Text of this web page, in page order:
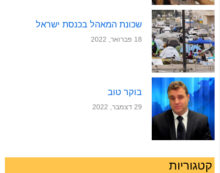
שכונת המאהל בכנסת ישראל
18 פברואר, 2022
בוקר טוב
29 דצמבר, 2022
קטגוריות